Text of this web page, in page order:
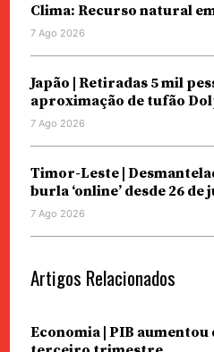
Clima: Recurso natural
7 Ago 2026
Japão | Retiradas 5 mil
aproximação de tufão
7 Ago 2026
Timor-Leste |
burla ‘online’ desde 26 de
7 Ago 2026
Artigos Relacionados
Economia | PIB